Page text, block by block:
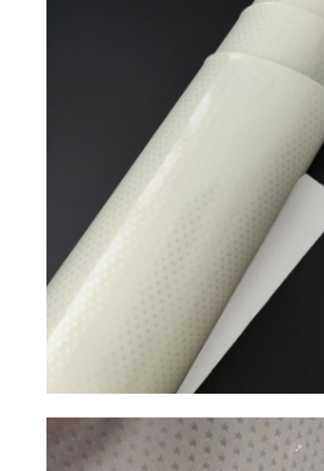
Bizim Hakkımızda
Fabrika turu
Kalite Kontrol
Bize Ulaşın